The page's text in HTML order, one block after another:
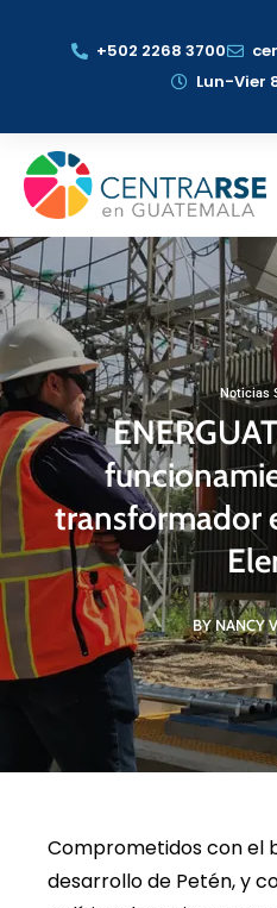
+502 2268 3700
Lun-Vier
Noticias
transformador
BY NANCY
Comprometidos con el
desarrollo de Petén, y